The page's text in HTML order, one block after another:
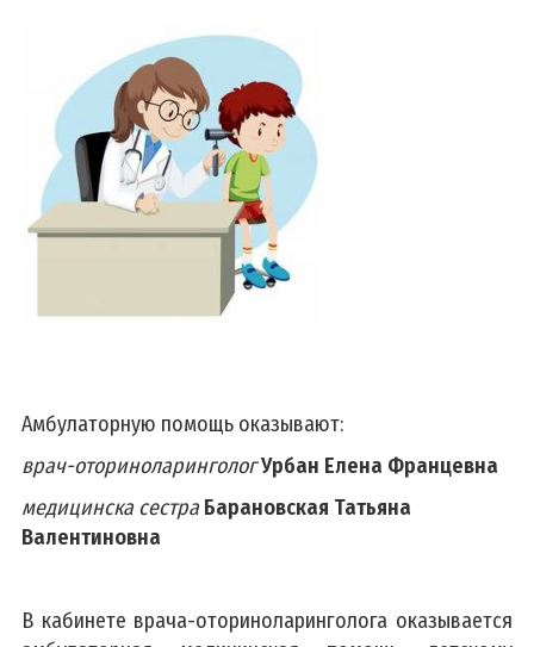
Амбулаторную помощь оказывают:
врач-оториноларингологУрбан Елена Францевна
медицинска сестра Барановская Татьяна
Валентиновна
В кабинете врача-оториноларинголога оказывается